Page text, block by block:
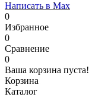
Написать в Max
0
Избранное
0
Сравнение
0
Ваша корзина пуста!
Корзина
Каталог